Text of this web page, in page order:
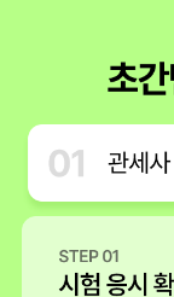
그리고 소문내기
해커스에서 관세
진짜